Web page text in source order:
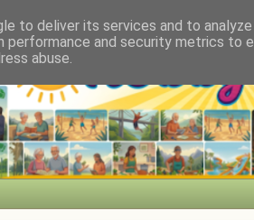
to deliver its services and to
performance and security metrics to
abuse.